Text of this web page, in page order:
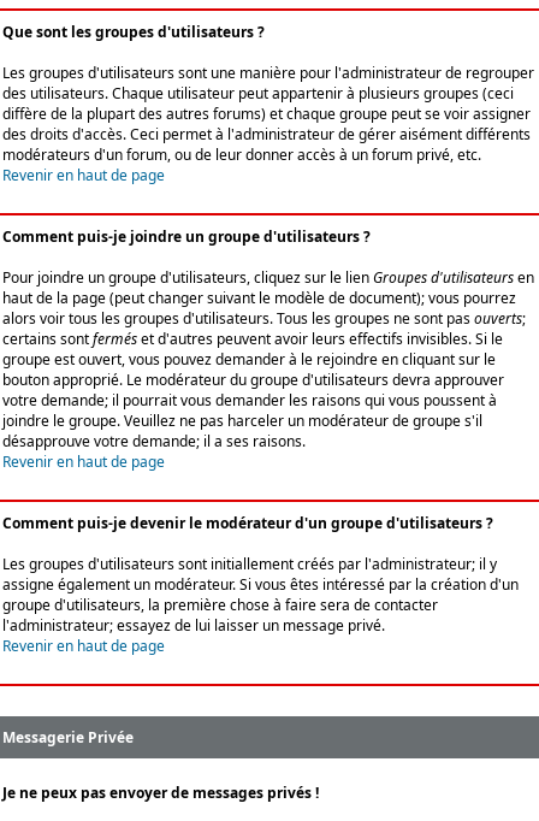
Que sont les groupes d'utilisateurs ?
Les groupes d'utilisateurs sont une manière pour l'administrateur de regrouper
des utilisateurs. Chaque utilisateur peut appartenir à plusieurs groupes (ceci
diffère de la plupart des autres forums) et chaque groupe peut se voir assigner
des droits d'accès. Ceci permet à l'administrateur de gérer aisément différents
modérateurs d'un forum, ou de leur donner accès à un forum privé, etc.
Revenir en haut de page
Comment puis-je joindre un groupe d'utilisateurs ?
Pour joindre un groupe d'utilisateurs, cliquez sur le lienGroupes d'utilisateursen
haut de la page (peut changer suivant le modèle de document); vous pourrez
alors voir tous les groupes d'utilisateurs. Tous les groupes ne sont pasouverts;
certains sontferméset d'autres peuvent avoir leurs effectifs invisibles. Si le
groupe est ouvert, vous pouvez demander à le rejoindre en cliquant sur le
bouton approprié. Le modérateur du groupe d'utilisateurs devra approuver
votre demande; il pourrait vous demander les raisons qui vous poussent à
joindre le groupe. Veuillez ne pas harceler un modérateur de groupe s'il
désapprouve votre demande; il a ses raisons.
Revenir en haut de page
Comment puis-je devenir le modérateur d'un groupe d'utilisateurs ?
Les groupes d'utilisateurs sont initiallement créés par l'administrateur; il y
assigne également un modérateur. Si vous êtes intéressé par la création d'un
groupe d'utilisateurs, la première chose à faire sera de contacter
l'administrateur; essayez de lui laisser un message privé.
Revenir en haut de page
Messagerie Privée
Je ne peux pas envoyer de messages privés !